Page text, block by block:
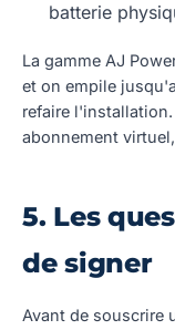
batterie
La gamme AJ
et on empile
refaire
abonnement
5. Les
de signer
Avant de souscrire